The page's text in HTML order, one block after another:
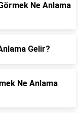
Ne Anlama
Gelir?
Ne Anlama